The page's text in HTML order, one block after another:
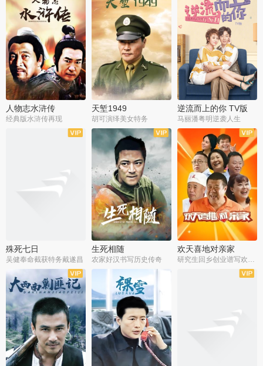
人物志水浒传
经典版水浒传再现
天堑1949
胡可演绎美女特务
逆流而上的你 TV版
马丽潘粤明逆袭人生
殊死七日
吴健奉命截获特务戴遂昌
全21集
生死相随
农家好汉书写历史传奇
全35集
欢天喜地对亲家
全21集